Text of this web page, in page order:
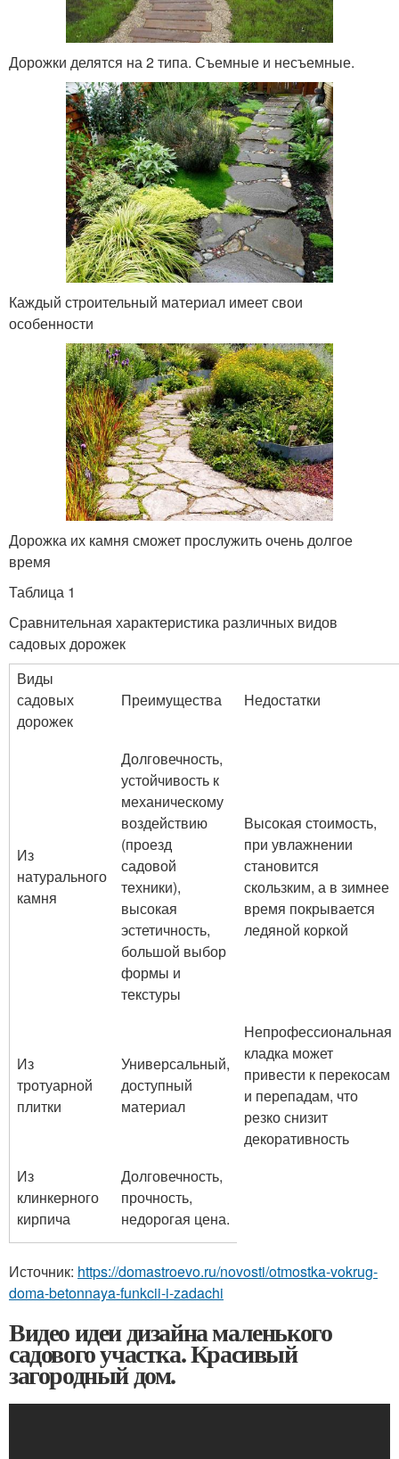
Дорожки делятся на 2 типа. Съемные и несъемные.
Каждый строительный материал имеет свои
особенности
Дорожка их камня сможет прослужить очень долгое
время
Таблица 1
Сравнительная характеристика различных видов
садовых дорожек
Виды
садовых
дорожек
Преимущества Недостатки
Из
натурального
камня
Долговечность,
устойчивость к
механическому
воздействию
(проезд
садовой
техники),
высокая
эстетичность,
большой выбор
формы и
текстуры
Высокая стоимость,
при увлажнении
становится
скользким, а в зимнее
время покрывается
ледяной коркой
Из
тротуарной
плитки
Универсальный,
доступный
материал
Непрофессиональная
кладка может
привести к перекосам
и перепадам, что
резко снизит
декоративность
Из
клинкерного
кирпича
Долговечность,
прочность,
недорогая цена.
Источник: https://domastroevo.ru/novosti/otmostka-vokrug-
doma-betonnaya-funkcii-i-zadachi
Видео идеи дизайна маленького
садового участка. Красивый
загородный дом.